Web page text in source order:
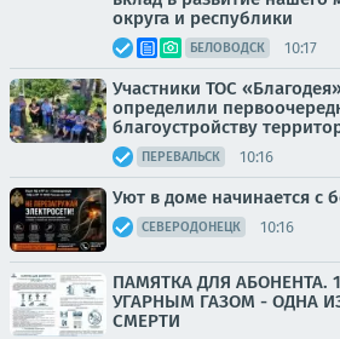
округа и республики
БЕЛОВОДСК 10:17
Участники ТОС
определили
благоустройству
ПЕРЕВАЛЬСК 10:16
Уют в доме начинается с
СЕВЕРОДОНЕЦК 10:16
ПАМЯТКА ДЛЯ АБОНЕНТА.
УГАРНЫМ ГАЗОМ - ОДНА
СМЕРТИ